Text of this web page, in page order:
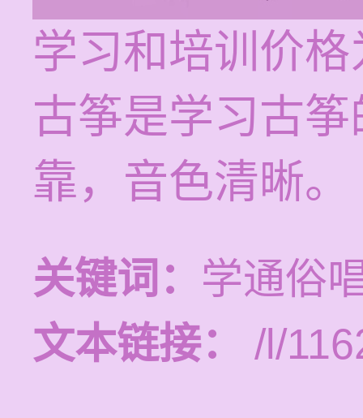
学习和培训价
古筝是学习古
靠，音色清晰。
关键词： 学通俗
文本链接：
/l/